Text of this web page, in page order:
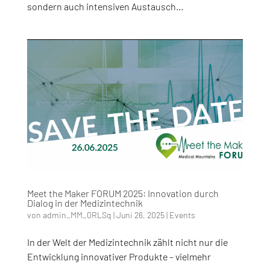
sondern auch intensiven Austausch...
Meet the Maker FORUM 2025: Innovation durch
Dialog in der Medizintechnik
von admin_MM_0RLSq |Juni 26, 2025| Events
In der Welt der Medizintechnik zählt nicht nur die
Entwicklung innovativer Produkte – vielmehr